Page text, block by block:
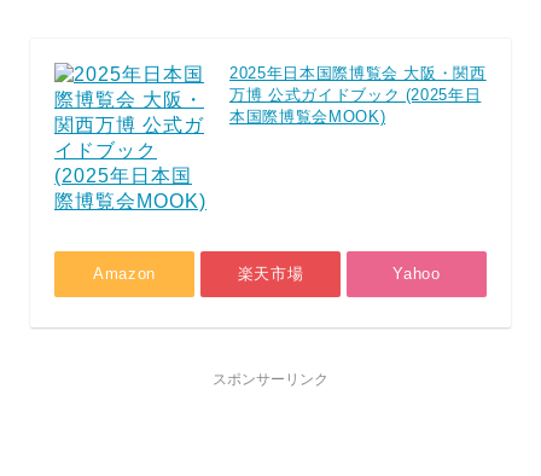
2025年日本国際博覧会 大阪・関西
万博 公式ガイドブック (2025年日
本国際博覧会MOOK)
Amazon 楽天市場 Yahoo
スポンサーリンク